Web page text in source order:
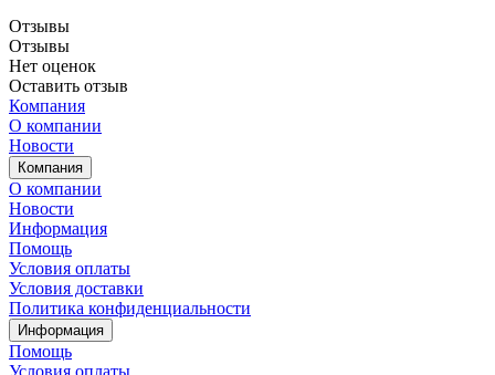
Отзывы
Отзывы
Нет оценок
Оставить отзыв
Компания
О компании
Новости
Компания
О компании
Новости
Информация
Помощь
Условия оплаты
Условия доставки
Политика конфиденциальности
Информация
Помощь